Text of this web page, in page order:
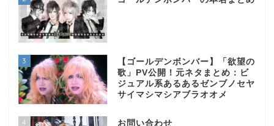
3
【ゴールデンボンバー】「欲望の
歌」PV公開！元ネタまとめ：ビ
ジュアル系あるあるゼンブノセヤ
サイマシマシアブラオオメ
4 お問い合わせ